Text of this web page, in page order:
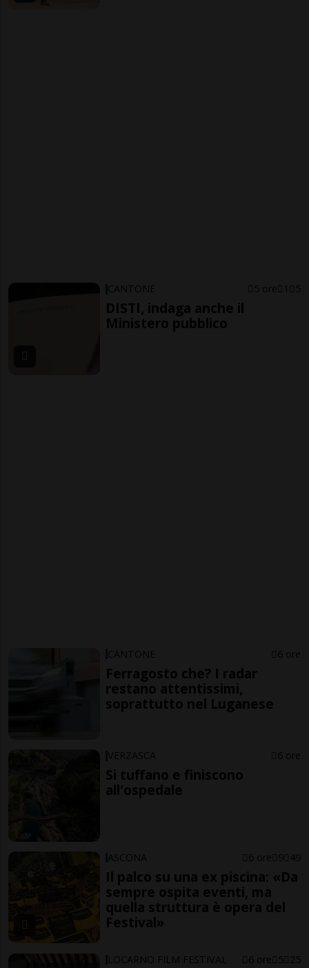
CANTONE 5 ore 1 5
DISTI, indaga anche il
Ministero pubblico
CANTONE 6 ore
Ferragosto che? I radar
restano attentissimi,
soprattutto nel Luganese
VERZASCA 6 ore
Si tuffano e finiscono
all'ospedale
ASCONA 6 ore 9 49
Il palco su una ex piscina: «Da
sempre ospita eventi, ma
quella struttura è opera del
Festival»
LOCARNO FILM FESTIVAL 6 ore 5 25